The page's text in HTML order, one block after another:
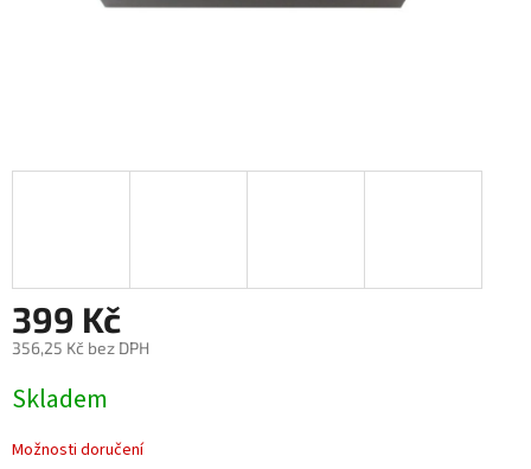
399 Kč
356,25 Kč bez DPH
cena:
Skladem
Možnosti doručení